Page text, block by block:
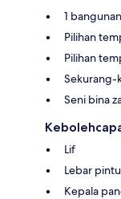
1
Pilihan
Pilihan
Sekurang-
Seni bina
Lif
Lebar
Kepala